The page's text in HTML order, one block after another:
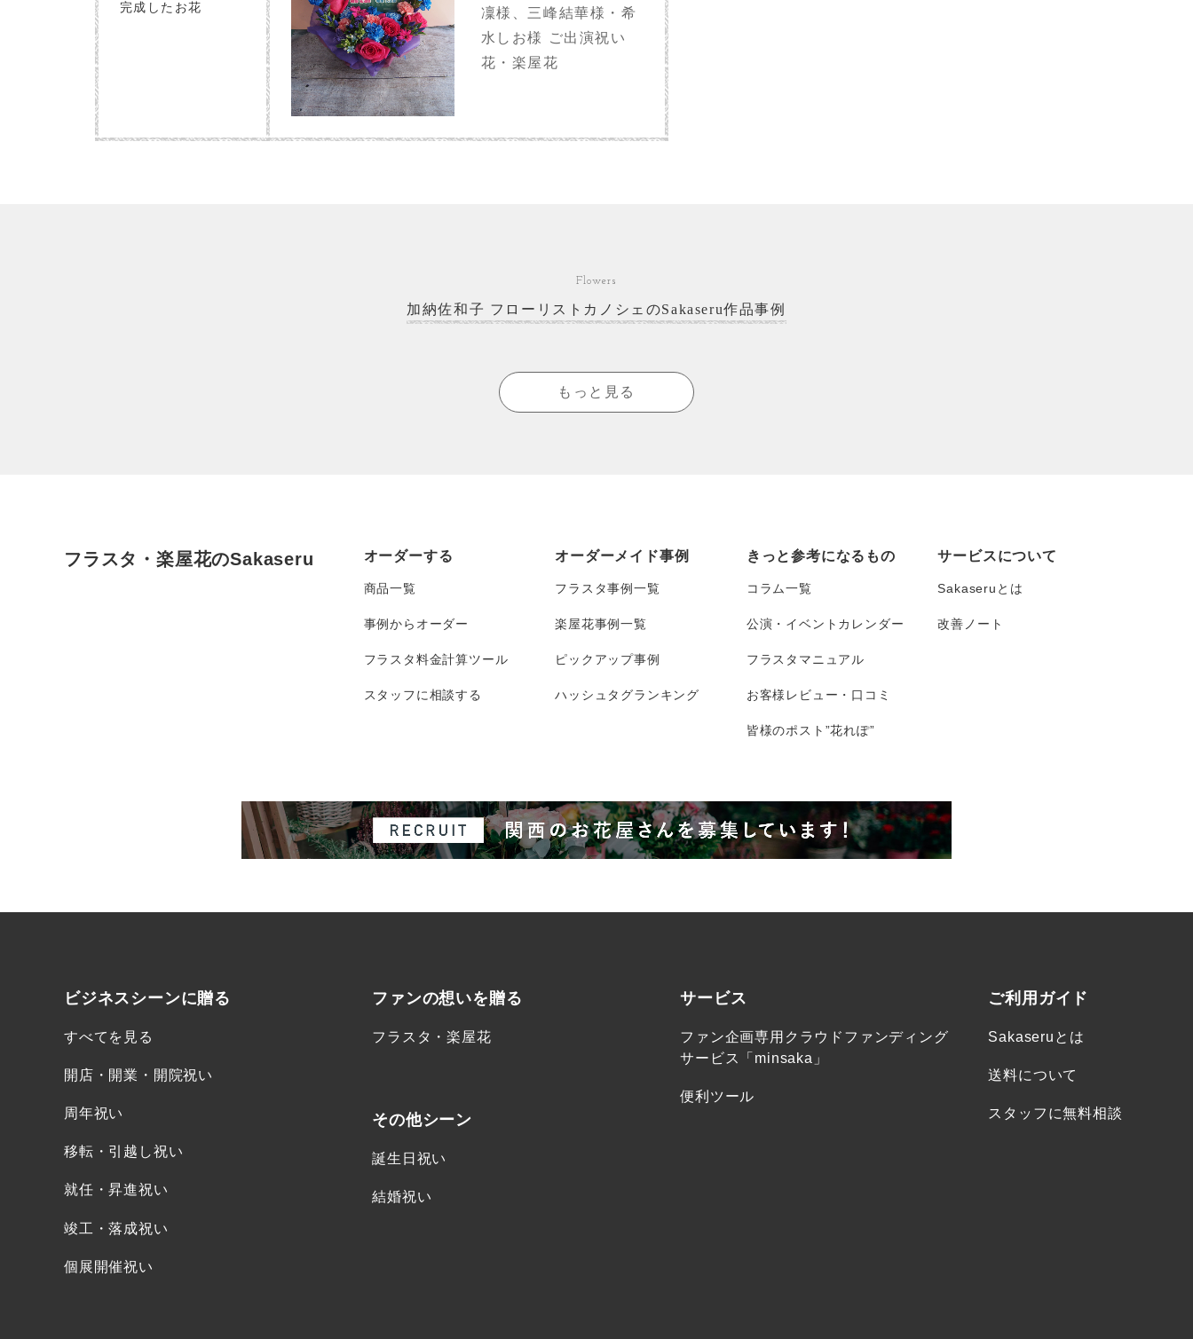
完成したお花
凜様、三峰結華様・希
水しお様 ご出演祝い
花・楽屋花
Flowers
加納佐和子 フローリストカノシェのSakaseru作品事例
もっと見る
フラスタ・楽屋花のSakaseru オーダーする
商品一覧
事例からオーダー
フラスタ料金計算ツール
スタッフに相談する
オーダーメイド事例
フラスタ事例一覧
楽屋花事例一覧
ピックアップ事例
ハッシュタグランキング
きっと参考になるもの
コラム一覧
公演・イベントカレンダー
フラスタマニュアル
お客様レビュー・口コミ
皆様のポスト”花れぽ”
サービスについて
Sakaseruとは
改善ノート
ビジネスシーンに贈る
すべてを見る
開店・開業・開院祝い
周年祝い
移転・引越し祝い
就任・昇進祝い
竣工・落成祝い
個展開催祝い
ファンの想いを贈る
フラスタ・楽屋花
その他シーン
誕生日祝い
結婚祝い
サービス
ファン企画専用クラウドファンディング
サービス「minsaka」
便利ツール
ご利用ガイド
Sakaseruとは
送料について
スタッフに無料相談